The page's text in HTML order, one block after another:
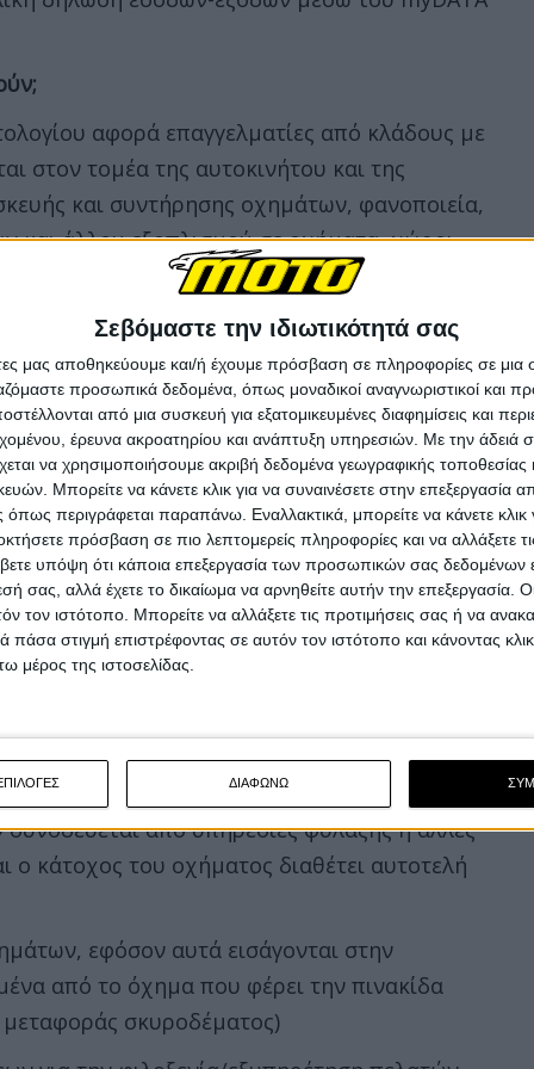
Σεβόμαστε την ιδιωτικότητά σας
μας αποθηκεύουμε και/ή έχουμε πρόσβαση σε πληροφορίες σε
προσωπικά δεδομένα, όπως μοναδικοί αναγνωριστικοί και
από μια συσκευή για εξατομικευμένες διαφημίσεις και
έρευνα ακροατηρίου και ανάπτυξη υπηρεσιών. Με την άδειά
να χρησιμοποιήσουμε ακριβή δεδομένα γεωγραφικής τοποθεσίας
Μπορείτε να κάνετε κλικ για να συναινέσετε στην επεξεργασία
περιγράφεται παραπάνω. Εναλλακτικά, μπορείτε να κάνετε κλικ
πρόσβαση σε πιο λεπτομερείς πληροφορίες και να αλλάξετε
υπόψη ότι κάποια επεξεργασία των προσωπικών σας δεδομένων
σας, αλλά έχετε το δικαίωμα να αρνηθείτε αυτήν την επεξεργασία.
τον ιστότοπο. Μπορείτε να αλλάξετε τις προτιμήσεις σας ή να
στιγμή επιστρέφοντας σε αυτόν τον ιστότοπο και κάνοντας
μέρος της ιστοσελίδας.
ΔΙΑΦΩΝΩ
αφορά επαγγελματίες από κλάδους με
στον τομέα της αυτοκινήτου και της
και συντήρησης οχημάτων, φανοποιεία,
και άλλου εξοπλισμού σε οχήματα, χώροι
ενοικίασης αυτοκινήτων, μοτοσυκλετών και
θα επεκταθεί και σε άλλους κλάδους, όπως
σχολές χορού, ξενοδοχεία και οργανωμένα
στο σύστημα, ώστε να διασφαλιστεί η πλήρης
εξαιρούνται οι εξής εταιρείες:
εφόσον τα παραστατικά αξίας
των καινούριων αυτοκινήτων στον
των επιχειρήσεων πώλησης καινούριων
οικοπέδων, εφόσον η εκμίσθωση
συνοδεύεται από υπηρεσίες φύλαξης ή άλλες
κάτοχος του οχήματος διαθέτει αυτοτελή
εφόσον αυτά εισάγονται στην
από το όχημα που φέρει την πινακίδα
σκυροδέματος)